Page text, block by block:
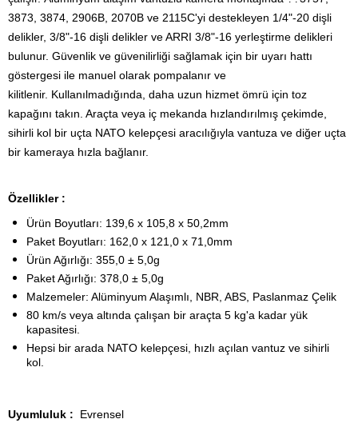
3873, 3874, 2906B, 2070B ve 2115C'yi destekleyen 1/4"-20 dişli
delikler, 3/8"-16 dişli delikler ve ARRI 3/8"-16 yerleştirme delikleri
bulunur. Güvenlik ve güvenilirliği sağlamak için bir uyarı hattı
göstergesi ile manuel olarak pompalanır ve
kilitlenir. Kullanılmadığında, daha uzun hizmet ömrü için toz
kapağını takın. Araçta veya iç mekanda hızlandırılmış çekimde,
sihirli kol bir uçta NATO kelepçesi aracılığıyla vantuza ve diğer uçta
bir kameraya hızla bağlanır.
Özellikler :
Ürün Boyutları: 139,6 x 105,8 x 50,2mm
Paket Boyutları: 162,0 x 121,0 x 71,0mm
Ürün Ağırlığı: 355,0 ± 5,0g
Paket Ağırlığı: 378,0 ± 5,0g
Malzemeler: Alüminyum Alaşımlı, NBR, ABS, Paslanmaz Çelik
80 km/s veya altında çalışan bir araçta 5 kg'a kadar yük
kapasitesi.
Hepsi bir arada NATO kelepçesi, hızlı açılan vantuz ve sihirli
kol.
Uyumluluk : Evrensel